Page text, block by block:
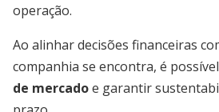
operação.
Ao alinhar decisões financeiras
companhia se encontra, é possível
de mercadoe garantir